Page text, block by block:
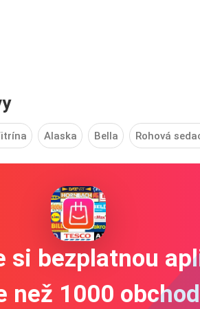
Alaska Bella Rohová
si bezplatnou
než 1000